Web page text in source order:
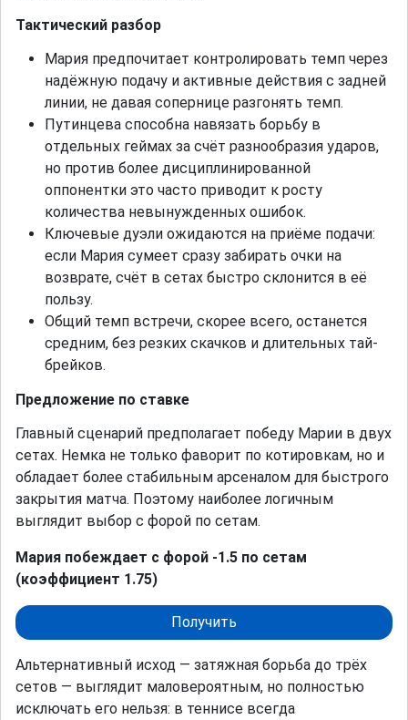
Тактический разбор
Мария предпочитает контролировать темп через
надёжную подачу и активные действия с задней
линии, не давая сопернице разгонять темп.
Путинцева способна навязать борьбу в
отдельных геймах за счёт разнообразия ударов,
но против более дисциплинированной
оппонентки это часто приводит к росту
количества невынужденных ошибок.
Ключевые дуэли ожидаются на приёме подачи:
если Мария сумеет сразу забирать очки на
возврате, счёт в сетах быстро склонится в её
пользу.
Общий темп встречи, скорее всего, останется
средним, без резких скачков и длительных тай-
брейков.
Предложение по ставке
Главный сценарий предполагает победу Марии в двух
сетах. Немка не только фаворит по котировкам, но и
обладает более стабильным арсеналом для быстрого
закрытия матча. Поэтому наиболее логичным
выглядит выбор с форой по сетам.
Мария побеждает с форой -1.5 по сетам
(коэффициент 1.75)
Получить
Альтернативный исход — затяжная борьба до трёх
сетов — выглядит маловероятным, но полностью
исключать его нельзя: в теннисе всегда